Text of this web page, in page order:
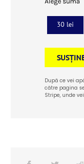
30 lei
După ce vei
către pagina
Stripe, unde